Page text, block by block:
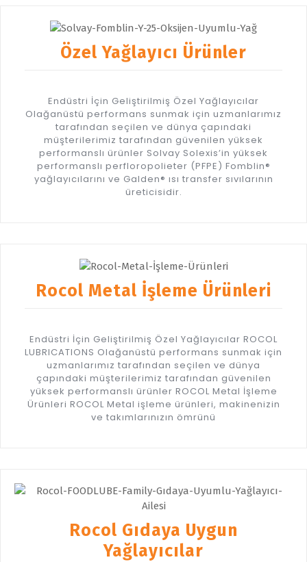
Özel Yağlayıcı Ürünler
Endüstri İçin Geliştirilmiş Özel Yağlayıcılar
Olağanüstü performans sunmak için uzmanlarımız
tarafından seçilen ve dünya çapındaki
müşterilerimiz tarafından güvenilen yüksek
performanslı ürünler Solvay Solexis’in yüksek
performanslı perfloropolieter (PFPE) Fomblin®
yağlayıcılarını ve Galden® ısı transfer sıvılarının
üreticisidir.
Rocol Metal İşleme Ürünleri
Endüstri İçin Geliştirilmiş Özel Yağlayıcılar ROCOL
LUBRICATIONS Olağanüstü performans sunmak için
uzmanlarımız tarafından seçilen ve dünya
çapındaki müşterilerimiz tarafından güvenilen
yüksek performanslı ürünler ROCOL Metal İşleme
Ürünleri ROCOL Metal işleme ürünleri, makinenizin
ve takımlarınızın ömrünü
Rocol Gıdaya Uygun
Yağlayıcılar